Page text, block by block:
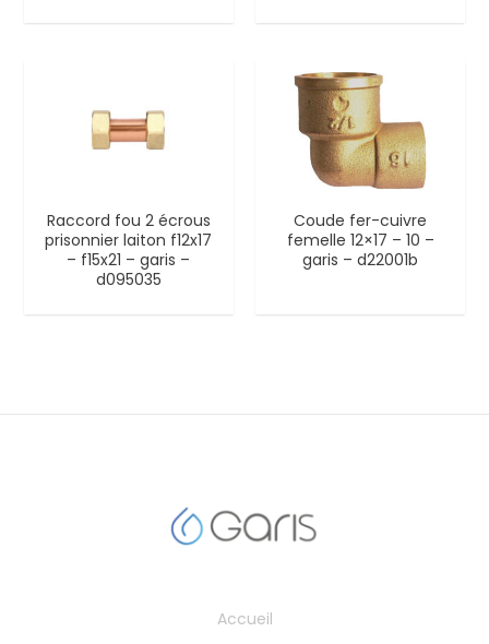
Raccord fou 2 écrous
prisonnier laiton f12x17
– f15x21 – garis –
d095035
Coude fer-cuivre
femelle 12×17 – 10 –
garis – d22001b
Accueil